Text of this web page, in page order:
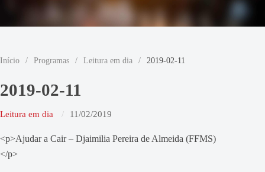
Início / Programas / Leitura em dia / 2019-02-11
2019-02-11
Leitura em dia 11/02/2019
<p>Ajudar a Cair – Djaimilia Pereira de Almeida (FFMS)
</p>